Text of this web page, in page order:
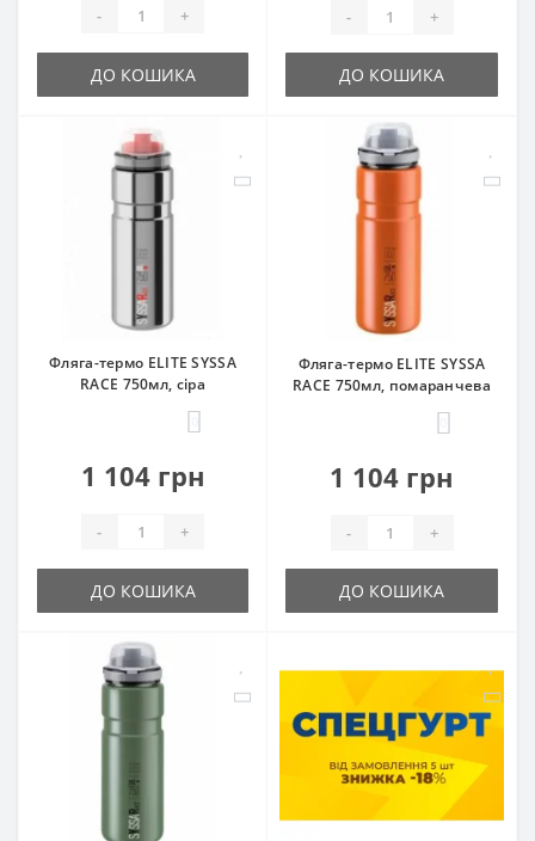
- +
ДО КОШИКА
- +
ДО КОШИКА
Фляга-термо ELITE SYSSA
RACE 750мл, сіра
1 104 грн
- +
ДО КОШИКА
Фляга-термо ELITE SYSSA
RACE 750мл, помаранчева
1 104 грн
- +
ДО КОШИКА